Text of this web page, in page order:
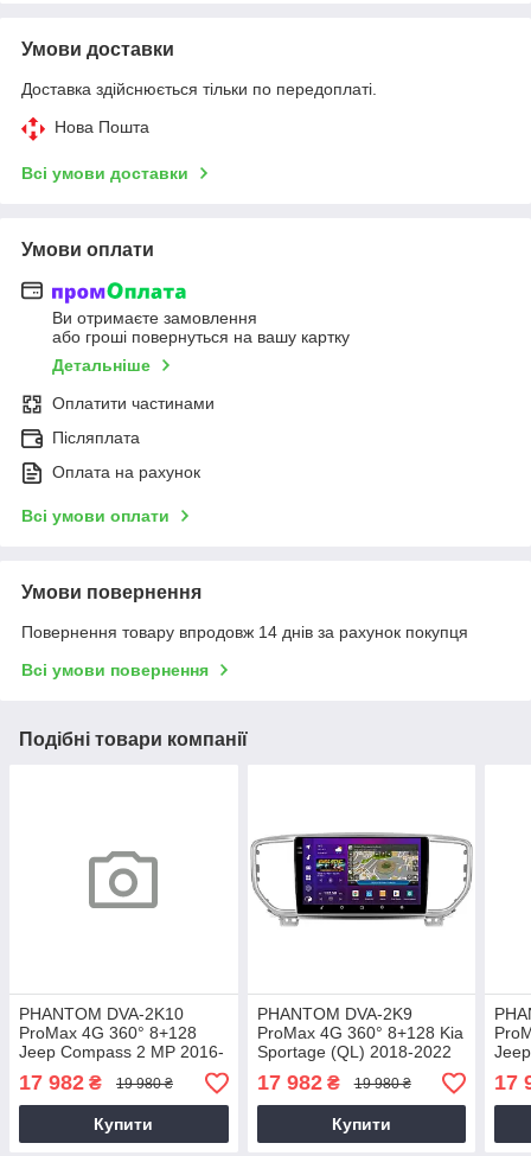
Умови доставки
Доставка здійснюється тільки по передоплаті.
Нова Пошта
Всі умови доставки
Умови оплати
Ви отримаєте замовлення
або гроші повернуться на вашу картку
Детальніше
Оплатити частинами
Післяплата
Оплата на рахунок
Всі умови оплати
Умови повернення
Повернення товару впродовж 14 днів за рахунок покупця
Всі умови повернення
Подібні товари компанії
PHANTOM DVA-2K10
ProMax 4G 360° 8+128
Jeep Compass 2 MP 2016-
17 982 ₴ 19 980 ₴
Купити
PHANTOM DVA-2K9
ProMax 4G 360° 8+128 Kia
Sportage (QL) 2018-2022
17 982₴ 19 980 ₴
Купити
17